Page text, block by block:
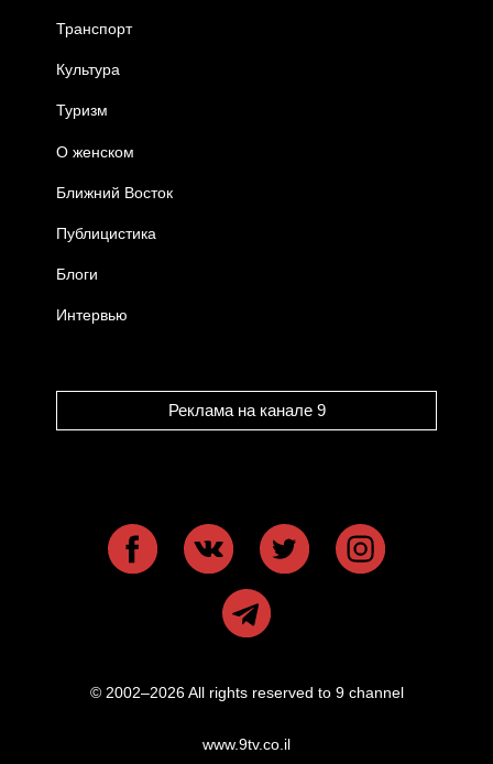
Транспорт
Культура
Туризм
О женском
Ближний Восток
Публицистика
Блоги
Интервью
Реклама на канале 9
© 2002–2026 All rights reserved to 9 channel
www.9tv.co.il